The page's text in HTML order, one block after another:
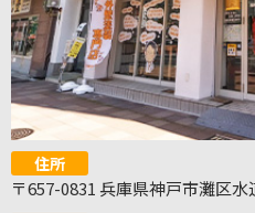
住所
〒657-0831 兵庫県神戸市灘区